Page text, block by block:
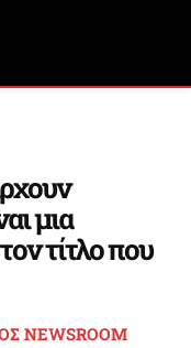
μια
τίτλο που
NEWSROOM